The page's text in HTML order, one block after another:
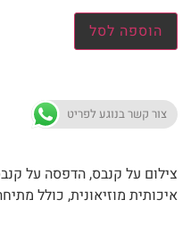
הוספה לסל
צור קשר בנוגע לפריט
צילום על קנבס, הדפסה על
איכותית מוזיאונית, כולל